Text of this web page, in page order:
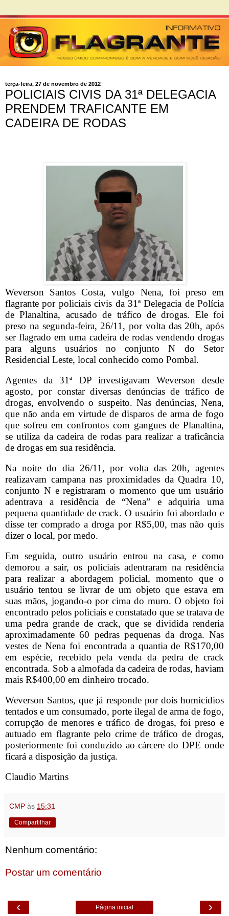
terça-feira, 27 de novembro de 2012
POLICIAIS CIVIS DA 31ª DELEGACIA
PRENDEM TRAFICANTE EM
CADEIRA DE RODAS
Weverson Santos Costa, vulgo Nena, foi preso em
flagrante por policiais civis da 31ª Delegacia de Polícia
de Planaltina, acusado de tráfico de drogas. Ele foi
preso na segunda-feira, 26/11, por volta das 20h, após
ser flagrado em uma cadeira de rodas vendendo drogas
para alguns usuários no conjunto N do Setor
Residencial Leste, local conhecido como Pombal.
Agentes da 31ª DP investigavam Weverson desde
agosto, por constar diversas denúncias de tráfico de
drogas, envolvendo o suspeito. Nas denúncias, Nena,
que não anda em virtude de disparos de arma de fogo
que sofreu em confrontos com gangues de Planaltina,
se utiliza da cadeira de rodas para realizar a traficância
de drogas em sua residência.
Na noite do dia 26/11, por volta das 20h, agentes
realizavam campana nas proximidades da Quadra 10,
conjunto N e registraram o momento que um usuário
adentrava a residência de “Nena” e adquiria uma
pequena quantidade de crack. O usuário foi abordado e
disse ter comprado a droga por R$5,00, mas não quis
dizer o local, por medo.
Em seguida, outro usuário entrou na casa, e como
demorou a sair, os policiais adentraram na residência
para realizar a abordagem policial, momento que o
usuário tentou se livrar de um objeto que estava em
suas mãos, jogando-o por cima do muro. O objeto foi
encontrado pelos policiais e constatado que se tratava de
uma pedra grande de crack, que se dividida renderia
aproximadamente 60 pedras pequenas da droga. Nas
vestes de Nena foi encontrada a quantia de R$170,00
em espécie, recebido pela venda da pedra de crack
encontrada. Sob a almofada da cadeira de rodas, haviam
mais R$400,00 em dinheiro trocado.
Weverson Santos, que já responde por dois homicídios
tentados e um consumado, porte ilegal de arma de fogo,
corrupção de menores e tráfico de drogas, foi preso e
autuado em flagrante pelo crime de tráfico de drogas,
posteriormente foi conduzido ao cárcere do DPE onde
ficará a disposição da justiça.
Claudio Martins
CMP às 15:31
Compartilhar
Nenhum comentário:
Postar um comentário
‹ ›
Página inicial